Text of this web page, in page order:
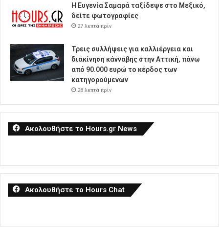
Η Ευγενία Σαμαρά ταξίδεψε στο Μεξικό,
δείτε φωτογραφίες
27 λεπτά πρίν
Τρεις συλλήψεις για καλλιέργεια και
διακίνηση κάνναβης στην Αττική, πάνω
από 90.000 ευρώ το κέρδος των
κατηγορούμενων
28 λεπτά πρίν
Ακολουθήστε το Hours.gr News
Ακολουθήστε το Hours Chat